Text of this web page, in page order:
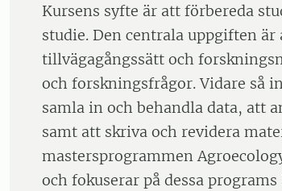
Kursens syfte är att förbereda
studie. Den centrala uppgiften
tillvägagångssätt och
och forskningsfrågor. Vidare så
samla in och behandla data, att
samt att skriva och revidera
mastersprogrammen
och fokuserar på dessa